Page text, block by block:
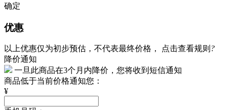
确定
优惠
以上优惠仅为初步预估，不代表最终价格， 点击查看规则 ?
降价通知
一旦此商品在3个月内降价，您将收到短信通知
商品低于当前价格通知您：
¥